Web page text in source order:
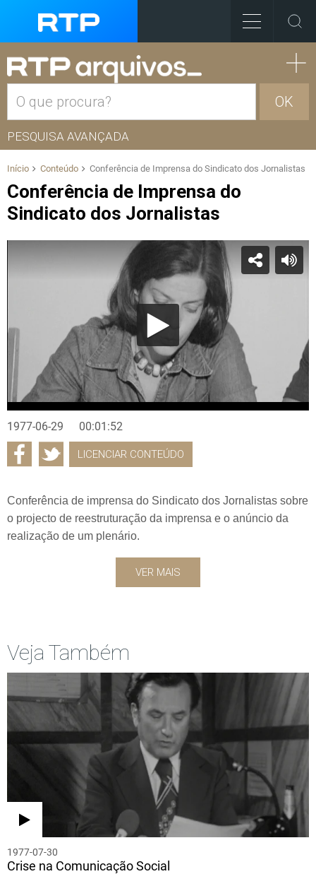
OK
PESQUISA AVANÇADA
Início Conteúdo Conferência de Imprensa do Sindicato dos Jornalistas
Conferência de Imprensa do
Sindicato dos Jornalistas
1977-06-29 00:01:52
LICENCIAR CONTEÚDO
Conferência de imprensa do Sindicato dos Jornalistas sobre
o projecto de reestruturação da imprensa e o anúncio da
realização de um plenário.
VER MAIS
Veja Também
1977-07-30
Crise na Comunicação Social